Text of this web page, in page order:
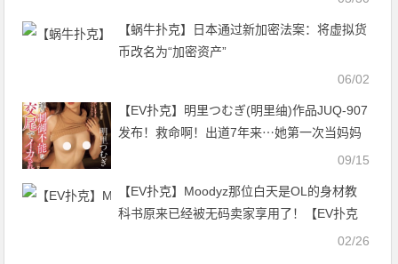
【蜗牛扑克】日本通过新加密法案：将虚拟货
币改名为“加密资产”
06/02
【EV扑克】明里つむぎ(明里䌷)作品JUQ-907
发布！救命啊！出道7年来⋯她第一次当妈妈
09/15
【EV扑克】Moodyz那位白天是OL的身材教
科书原来已经被无码卖家享用了！【EV扑克
02/26